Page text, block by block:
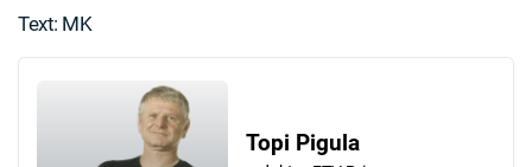
Text: MK
Topi Pigula